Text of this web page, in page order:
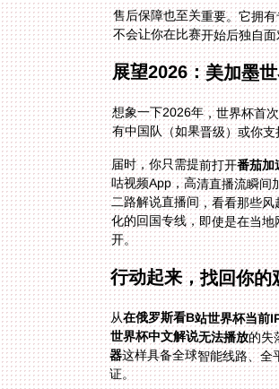
售后保障也至关重要。它拥
不会让你在比赛开始后独自
展望2026：美加墨
想象一下2026年，世界杯首
有中国队（如果晋级）或你
届时，你只需提前打开番茄加
开。
行动起来，找回你的
从在俄罗斯看B站世界杯当前
世界杯中文解说无法播放的失
器这样具备全球智能线路、
证。